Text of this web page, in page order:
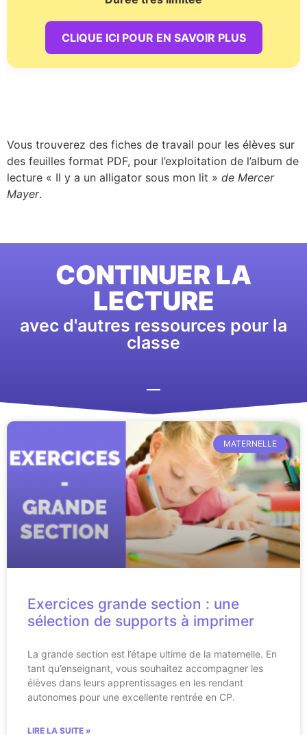
CLIQUE ICI POUR EN SAVOIR PLUS
Vous trouverez des fiches de travail pour les élèves sur
des feuilles format PDF, pour l’exploitation de l’album de
lecture « Il y a un alligator sous mon lit » de Mercer
Mayer.
CONTINUER LA
LECTURE
avec d'autres ressources pour la
classe
MATERNELLE
Exercices grande section : une
sélection de supports à imprimer
La grande section est l’étape ultime de la maternelle. En
tant qu’enseignant, vous souhaitez accompagner les
élèves dans leurs apprentissages en les rendant
autonomes pour une excellente rentrée en CP.
LIRE LA SUITE »